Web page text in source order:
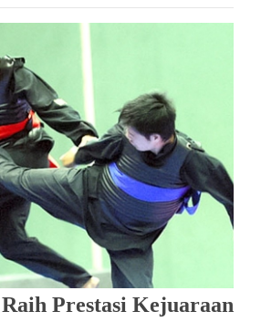
Prestasi Kejuaraan